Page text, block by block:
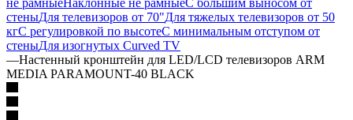
стеныДля телевизоров от 70"Для тяжелых телевизоров от 50
кгС регулировкой по высотеС минимальным отступом от
стеныДля изогнутых Curved TV
—Настенный кронштейн для LED/LCD телевизоров ARM
MEDIA PARAMOUNT-40 BLACK